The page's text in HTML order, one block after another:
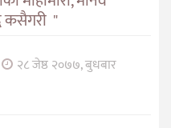
कसैगरी "
२८ जेष्ठ २०७७, बुधबार